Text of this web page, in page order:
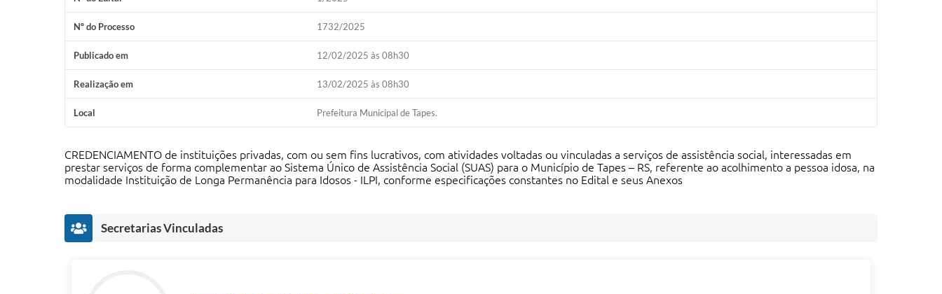
Nº do Processo 1732/2025
Publicado em 12/02/2025 às 08h30
Realização em 13/02/2025 às 08h30
Local Prefeitura Municipal de Tapes.
CREDENCIAMENTO de instituições privadas, com ou sem fins lucrativos, com atividades voltadas ou vinculadas a serviços de assistência social, interessadas em
prestar serviços de forma complementar ao Sistema Único de Assistência Social (SUAS) para o Município de Tapes – RS, referente ao acolhimento a pessoa idosa, na
modalidade Instituição de Longa Permanência para Idosos - ILPI, conforme especificações constantes no Edital e seus Anexos
Secretarias Vinculadas